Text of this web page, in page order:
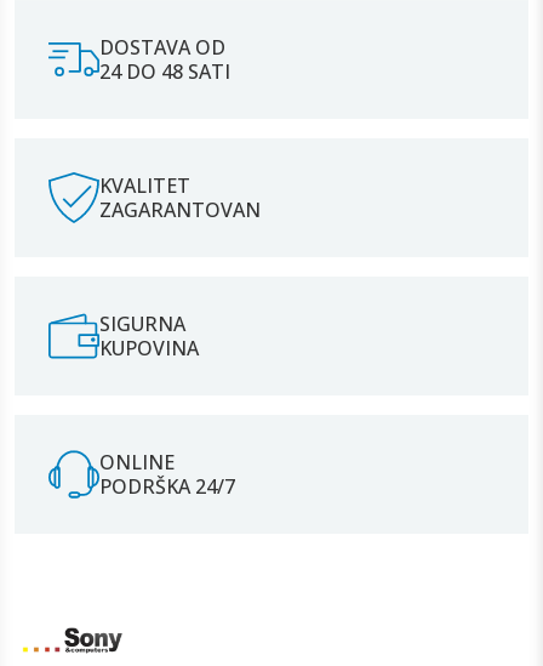
DOSTAVA OD
24 DO 48 SATI
KVALITET
ZAGARANTOVAN
SIGURNA
KUPOVINA
ONLINE
PODRŠKA 24/7